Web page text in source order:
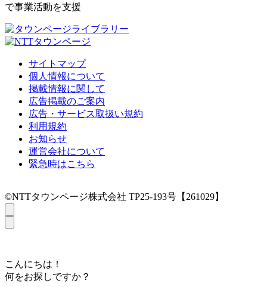
で事業活動を支援
サイトマップ
個人情報について
掲載情報に関して
広告掲載のご案内
広告・サービス取扱い規約
利用規約
お知らせ
運営会社について
緊急時はこちら
©NTTタウンページ株式会社 TP25-193号【261029】
こんにちは！
何をお探しですか？